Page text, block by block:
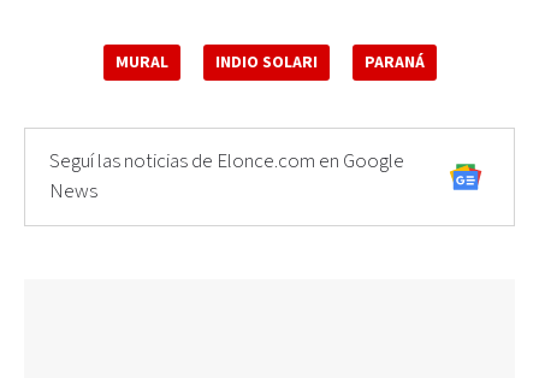
MURAL INDIO SOLARI PARANÁ
Seguí las noticias de Elonce.com en Google
News